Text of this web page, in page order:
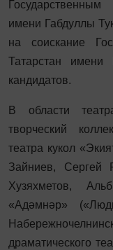
имени Габдуллы
на соискание
Татарстан
кандидатов.
В области
творческий
театра кукол
Зайниев, Сергей
Хузяхметов,
«Адәмнәр»
драматического